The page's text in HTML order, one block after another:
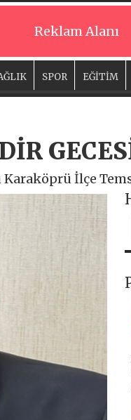
Reklam Alanı
SPOR EĞİTİM
İlçe